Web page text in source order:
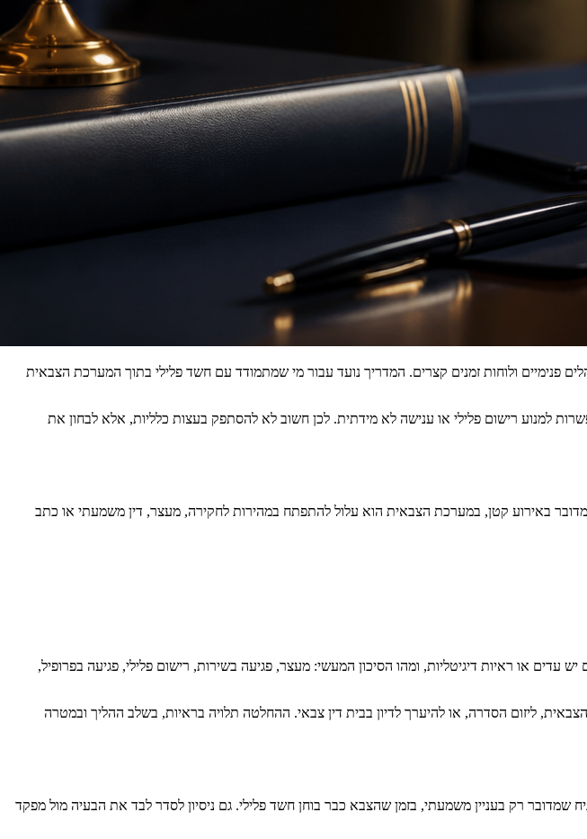
פנימיים ולוחות זמנים קצרים. המדריך נועד עבור מי שמתמודד עם חשד פלילי בתוך המערכת הצבאית
למנוע רישום פלילי או ענישה לא מידתית. לכן חשוב לא להסתפק בעצות כלליות, אלא לבחון את
באירוע קטן, במערכת הצבאית הוא עלול להתפתח במהירות לחקירה, מעצר, דין משמעתי או כתב
או ראיות דיגיטליות, ומהו הסיכון המעשי: מעצר, פגיעה בשירות, רישום פלילי, פגיעה בפרופיל,
ליזום הסדרה, או להיערך לדיון בבית דין צבאי. ההחלטה תלויה בראיות, בשלב ההליך ובמטרה
שמדובר רק בעניין משמעתי, בזמן שהצבא כבר בוחן חשד פלילי. גם ניסיון לסדר לבד את הבעיה מול מפקד